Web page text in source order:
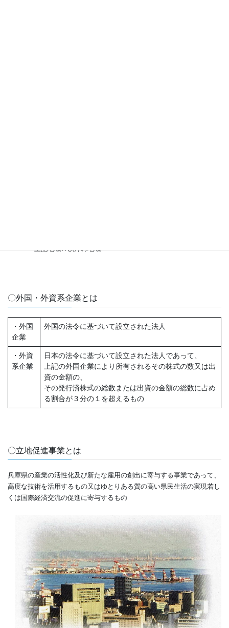
上記地域Ａ以外の地域
〇外国・外資系企業とは
・外国
企業
外国の法令に基づいて設立された法人
・外資
系企業
日本の法令に基づいて設立された法人であって、
上記の外国企業により所有されるその株式の数又は出
資の金額の、
その発行済株式の総数または出資の金額の総数に占め
る割合が３分の１を超えるもの
〇立地促進事業とは
兵庫県の産業の活性化及び新たな雇用の創出に寄与する事業であって、
高度な技術を活用するもの又はゆとりある質の高い県民生活の実現若し
くは国際経済交流の促進に寄与するもの